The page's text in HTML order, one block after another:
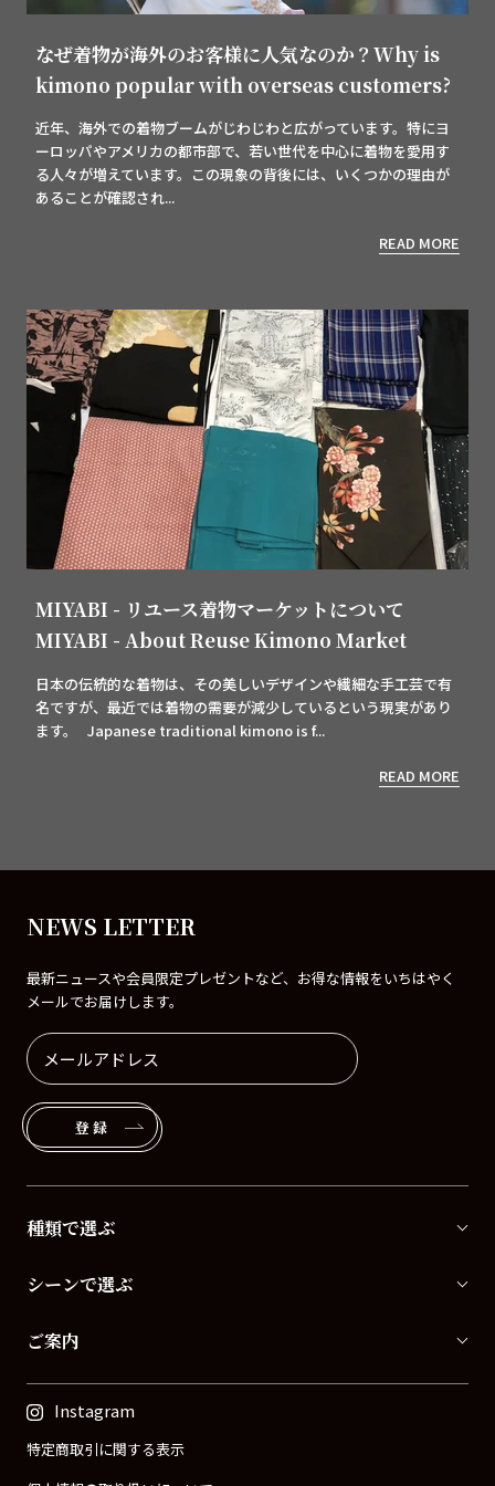
なぜ着物が海外のお客様に人気なのか？Why is
kimono popular with overseas customers?
近年、海外での着物ブームがじわじわと広がっています。特にヨ
ーロッパやアメリカの都市部で、若い世代を中心に着物を愛用す
る人々が増えています。この現象の背後には、いくつかの理由が
あることが確認され...
READ MORE
MIYABI - リユース着物マーケットについて
MIYABI - About Reuse Kimono Market
日本の伝統的な着物は、その美しいデザインや繊細な手工芸で有
名ですが、最近では着物の需要が減少しているという現実があり
ます。 Japanese traditional kimono is f...
READ MORE
NEWS LETTER
最新ニュースや会員限定プレゼントなど、お得な情報をいちはやく
メールでお届けします。
登録
種類で選ぶ
シーンで選ぶ
ご案内
Instagram
特定商取引に関する表示